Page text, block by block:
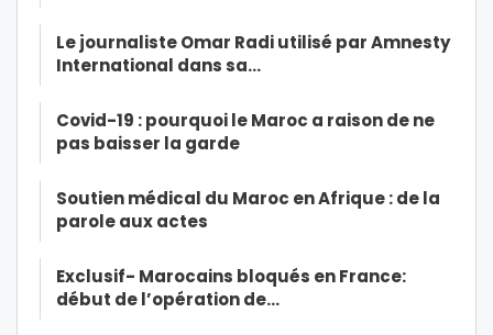
Le journaliste Omar Radi utilisé par Amnesty
International dans sa…
Covid-19 : pourquoi le Maroc a raison de ne
pas baisser la garde
Soutien médical du Maroc en Afrique : de la
parole aux actes
Exclusif- Marocains bloqués en France:
début de l’opération de…